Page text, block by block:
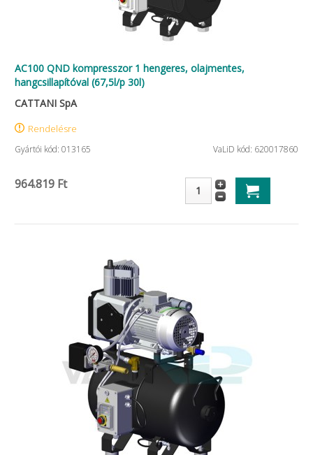
AC100 QND kompresszor 1 hengeres, olajmentes,
hangcsillapítóval (67,5l/p 30l)
CATTANI SpA
Rendelésre
Gyártói kód: 013165 VaLiD kód: 620017860
964.819 Ft